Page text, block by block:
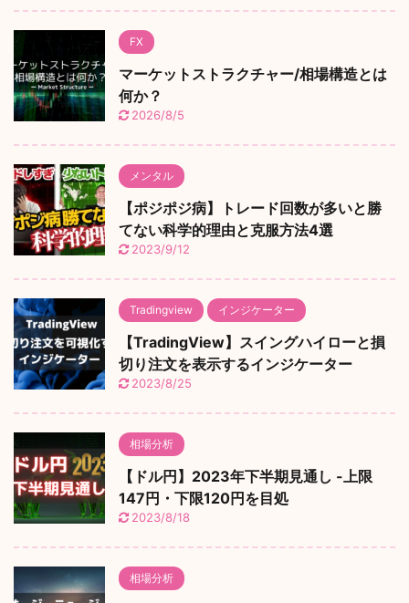
FX
マーケットストラクチャー/相場構造とは
何か？
2026/8/5
メンタル
【ポジポジ病】トレード回数が多いと勝
てない科学的理由と克服方法4選
2023/9/12
Tradingview インジケーター
【TradingView】スイングハイローと損
切り注文を表示するインジケーター
2023/8/25
相場分析
【ドル円】2023年下半期見通し -上限
147円・下限120円を目処
2023/8/18
相場分析